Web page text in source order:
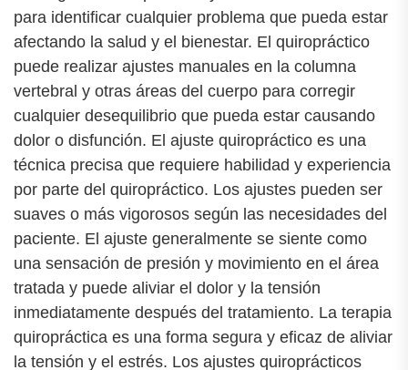
para identificar cualquier problema que pueda estar
afectando la salud y el bienestar. El quiropráctico
puede realizar ajustes manuales en la columna
vertebral y otras áreas del cuerpo para corregir
cualquier desequilibrio que pueda estar causando
dolor o disfunción. El ajuste quiropráctico es una
técnica precisa que requiere habilidad y experiencia
por parte del quiropráctico. Los ajustes pueden ser
suaves o más vigorosos según las necesidades del
paciente. El ajuste generalmente se siente como
una sensación de presión y movimiento en el área
tratada y puede aliviar el dolor y la tensión
inmediatamente después del tratamiento. La terapia
quiropráctica es una forma segura y eficaz de aliviar
la tensión y el estrés. Los ajustes quiroprácticos